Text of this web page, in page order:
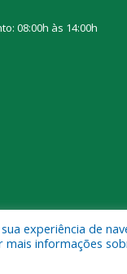
08:00h às 14:00h
a Prefeitura
experiência de
informações